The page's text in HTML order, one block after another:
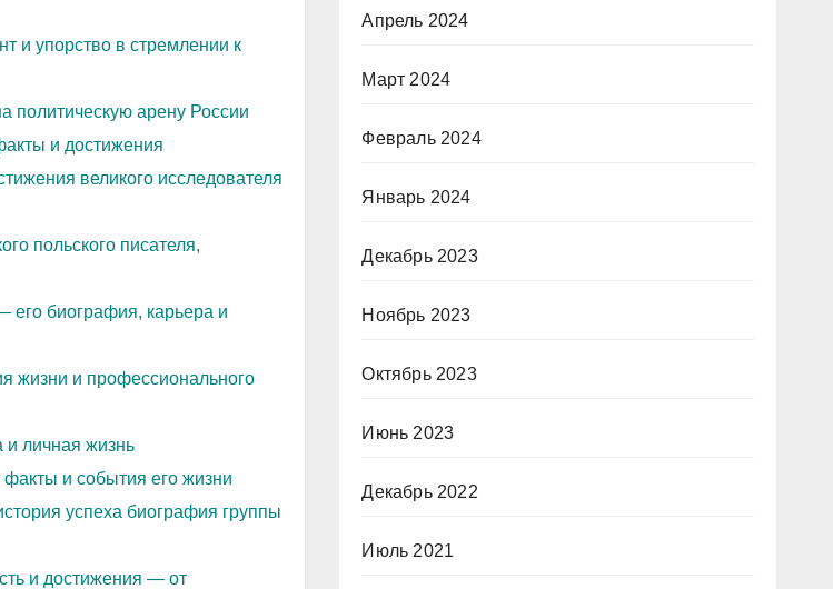
и упорство в стремлении к
политическую арену России
и достижения
великого исследователя
польского писателя,
его биография, карьера и
жизни и профессионального
личная жизнь
и события его жизни
успеха биография группы
и достижения — от
Апрель 2024
Март 2024
Февраль 2024
Январь 2024
Декабрь 2023
Ноябрь 2023
Октябрь 2023
Июнь 2023
Декабрь 2022
Июль 2021